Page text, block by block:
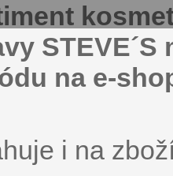
na e-
i na